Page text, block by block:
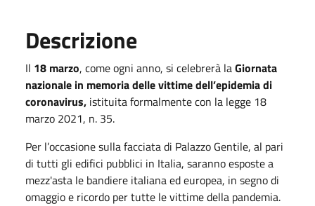
Descrizione
Il 18 marzo, come ogni anno, si celebrerà laGiornata
nazionale in memoria delle vittime dell’epidemia di
coronavirus, istituita formalmente con la legge 18
marzo 2021, n. 35.
Per l’occasione sulla facciata di Palazzo Gentile, al pari
di tutti gli edifici pubblici in Italia, saranno esposte a
mezz'asta le bandiere italiana ed europea, in segno di
omaggio e ricordo per tutte le vittime della pandemia.